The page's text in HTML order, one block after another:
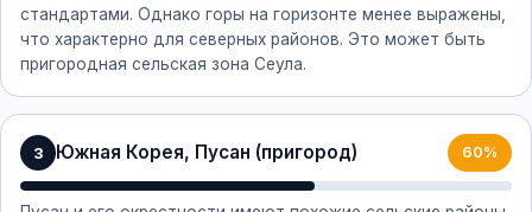
стандартами. Однако горы на горизонте менее выражены,
что характерно для северных районов. Это может быть
пригородная сельская зона Сеула.
3 Южная Корея, Пусан (пригород) 60%